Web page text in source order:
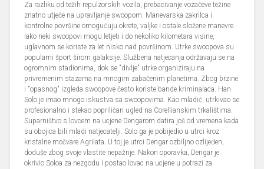
Za razliku od težih repulzorskih vozila, prebacivanje vozačeve težine
znatno utječe na upravljanje swoopom. Manevarska zakrilca i
kontrolne površine omogućuju okrete, valjke i ostale složene manevre.
Iako neki swoopovi mogu letjeti i do nekoliko kilometara visine,
uglavnom se koriste za let nisko nad površinom. Utrke swoopova su
popularni šport širom galaksije. Službena natjecanja održavaju se na
ogromnim stadionima, dok se "divlje" utrke organiziraju na
privremenim stazama na mnogim zabačenim planetima. Zbog brzine
i "opasnog" izgleda swoopove često koriste bande kriminalaca. Han
Solo je imao mnogo iskustva sa swoopovima. Kao mladić, utrkivao se
profesionalno i stekao popriličan ugled na Corellianskim trkalištima.
Suparništvo s lovcem na ucjene Dengarom datira još od vremena kada
su obojica bili mladi natjecatelji. Solo ga je pobijedio u utrci kroz
kristalne močvare Agrilata. U toj je utrci Dengar ozbiljno ozlijeđen,
doduše zbog svoje vlastite nepažnje. Nakon oporavka, Dengar je
okrivio Soloa za nezgodu i postao lovac na ucjene u potrazi za